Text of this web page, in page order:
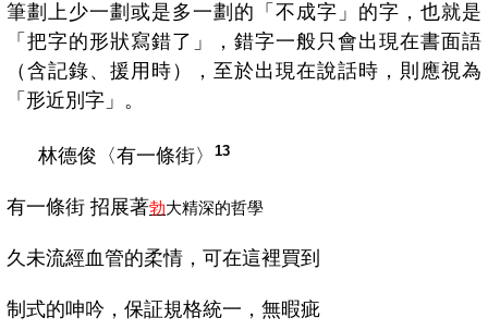
筆劃上少一劃或是多一劃的「不成字」的字，也就是
「把字的形狀寫錯了」，錯字一般只會出現在書面語
（含記錄、援用時），至於出現在說話時，則應視為
「形近別字」。
林德俊〈有一條街〉13
有一條街 招展著勃大精深的哲學
久未流經血管的柔情，可在這裡買到
制式的呻吟，保証規格統一，無暇疵